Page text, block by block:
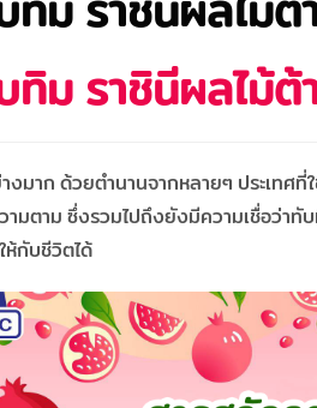
ม ราชินีผลไม้ต้
งมาก ด้วยตำนานจากหลายๆ ประเท
มตาม ซึ่งรวมไปถึงยังมีความเชื่อว่าทั
ห้กับชีวิตได้